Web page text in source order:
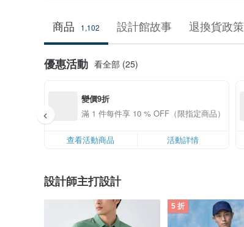
商品 1,102 設計館故事 退換貨政策
優惠活動 看全部 (25)
變價9折
滿 1 件每件享 10 % OFF（限指定商品）
查看活動商品 活動詳情
設計師主打設計
5 折